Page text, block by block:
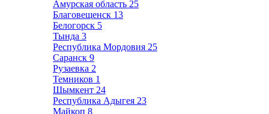
Амурская область 25
Благовещенск 13
Белогорск 5
Тында 3
Республика Мордовия 25
Саранск 9
Рузаевка 2
Темников 1
Шымкент 24
Республика Адыгея 23
Майкоп 8